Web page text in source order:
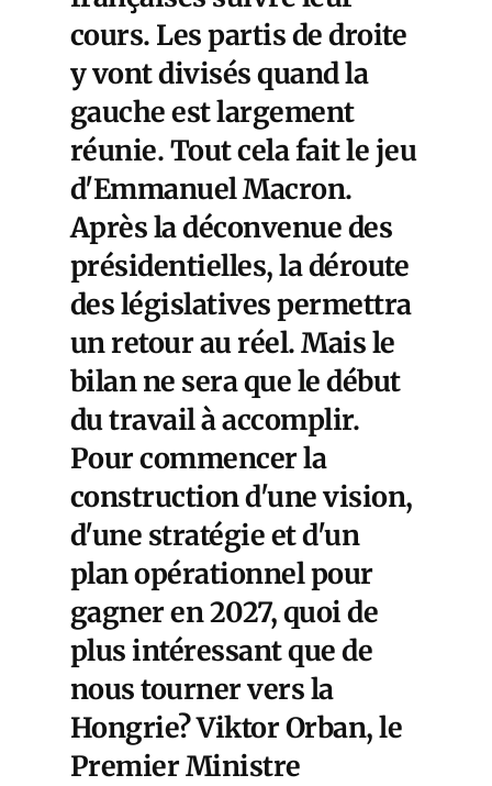
cours. Les partis de droite
y vont divisés quand la
gauche est largement
réunie. Tout cela fait le jeu
d'Emmanuel Macron.
Après la déconvenue des
présidentielles, la déroute
des législatives permettra
un retour au réel. Mais le
bilan ne sera que le début
du travail à accomplir.
Pour commencer la
construction d'une vision,
d'une stratégie et d'un
plan opérationnel pour
gagner en 2027, quoi de
plus intéressant que de
nous tourner vers la
Hongrie? Viktor Orban, le
Premier Ministre